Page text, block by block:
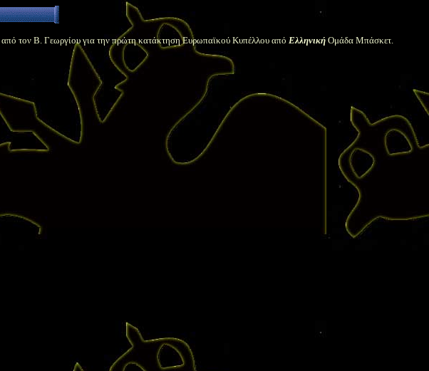
από τον Β. Γεωργίου για την πρώτη κατάκτηση Ευρωπαϊκού Κυπέλλου από Ελληνική Ομάδα Μπάσκετ.